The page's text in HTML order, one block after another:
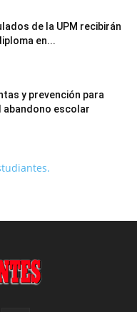
de la UPM recibirán
en...
y prevención para
abandono escolar